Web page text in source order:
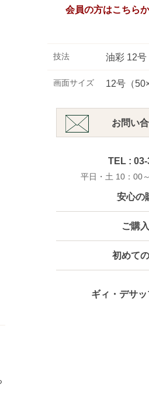
会員の方はこちら
技法 油彩 12号
画面サイズ 12号（
お問い
TEL : 03-
平日・土 10：00
安心の
ご購
初めて
ギィ・デサ